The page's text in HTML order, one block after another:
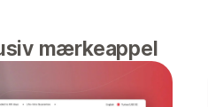
mærkeappel